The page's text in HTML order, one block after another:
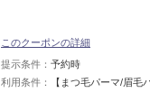
このクーポンの詳細
提示条件： 予約時
利用条件：
【まつ毛パーマ/眉毛